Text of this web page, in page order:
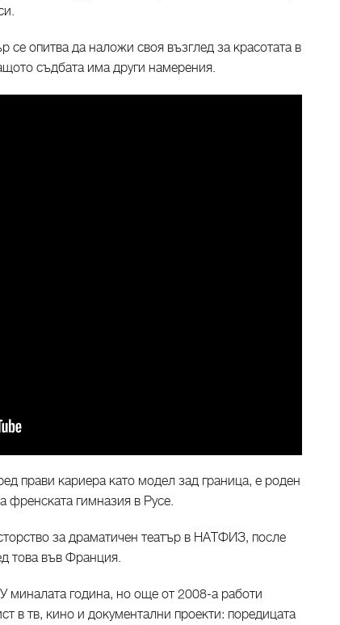
опитва да наложи своя възглед за красотата в
съдбата има други намерения.
прави кариера като модел зад граница, е роден
френската гимназия в Русе.
за драматичен театър в НАТФИЗ, после
това във Франция.
миналата година, но още от 2008-а работи
в тв, кино и документални проекти: поредицата